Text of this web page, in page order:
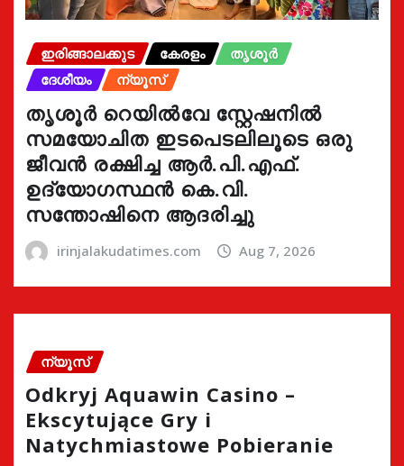
ഇരിങ്ങാലക്കുട കേരളം
തൃശൂർ
ദേശീയം
ന്യൂസ്
തൃശൂർ റെയിൽവേ സ്റ്റേഷനിൽ
സമയോചിത ഇടപെടലിലൂടെ ഒരു
ജീവൻ രക്ഷിച്ച ആർ.പി.എഫ്.
ഉദ്യോഗസ്ഥൻ കെ.വി.
സന്തോഷിനെ ആദരിച്ചു
irinjalakudatimes.com Aug 7, 2026
ന്യൂസ്
Odkryj Aquawin Casino –
Ekscytujące Gry i
Natychmiastowe Pobieranie